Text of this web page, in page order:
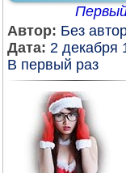
Автор: Без
Дата: 2 декабря
В первый раз